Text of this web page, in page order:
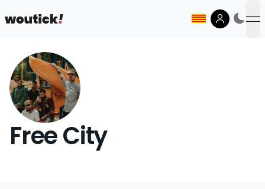
Free City